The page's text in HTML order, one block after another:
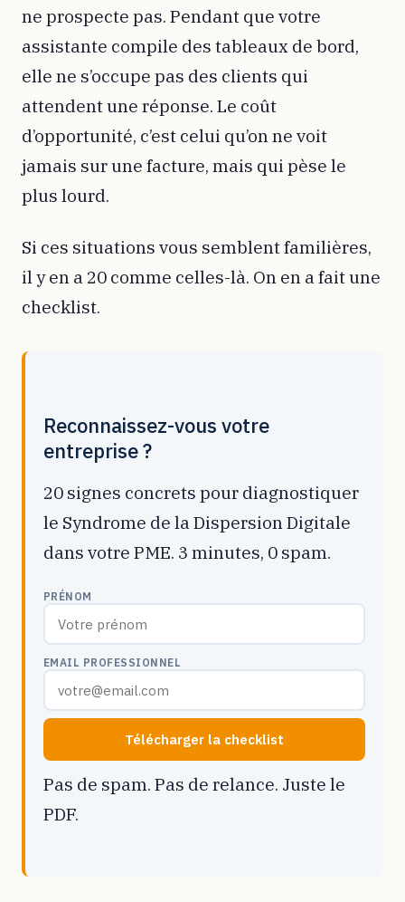
ne prospecte pas. Pendant que votre
assistante compile des tableaux de bord,
elle ne s’occupe pas des clients qui
attendent une réponse. Le coût
d’opportunité, c’est celui qu’on ne voit
jamais sur une facture, mais qui pèse le
plus lourd.
Si ces situations vous semblent familières,
il y en a 20 comme celles-là. On en a fait une
checklist.
Reconnaissez-vous votre
entreprise ?
20 signes concrets pour diagnostiquer
le Syndrome de la Dispersion Digitale
dans votre PME. 3 minutes, 0 spam.
PRÉNOM
EMAIL PROFESSIONNEL
Télécharger la checklist
Pas de spam. Pas de relance. Juste le
PDF.